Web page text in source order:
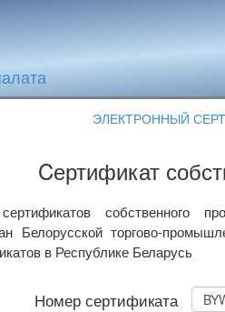
ЭЛЕКТРОННЫЙ
Cертификат
собственного
Белорусской торгово-
в Республике Беларусь
Номер сертификата